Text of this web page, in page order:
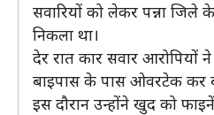
सवारियों को लेकर पन्ना
निकला था।
देर रात कार सवार आरोपियों ने
बाइपास के पास ओवरटेक कर
इस दौरान उन्होंने खुद को